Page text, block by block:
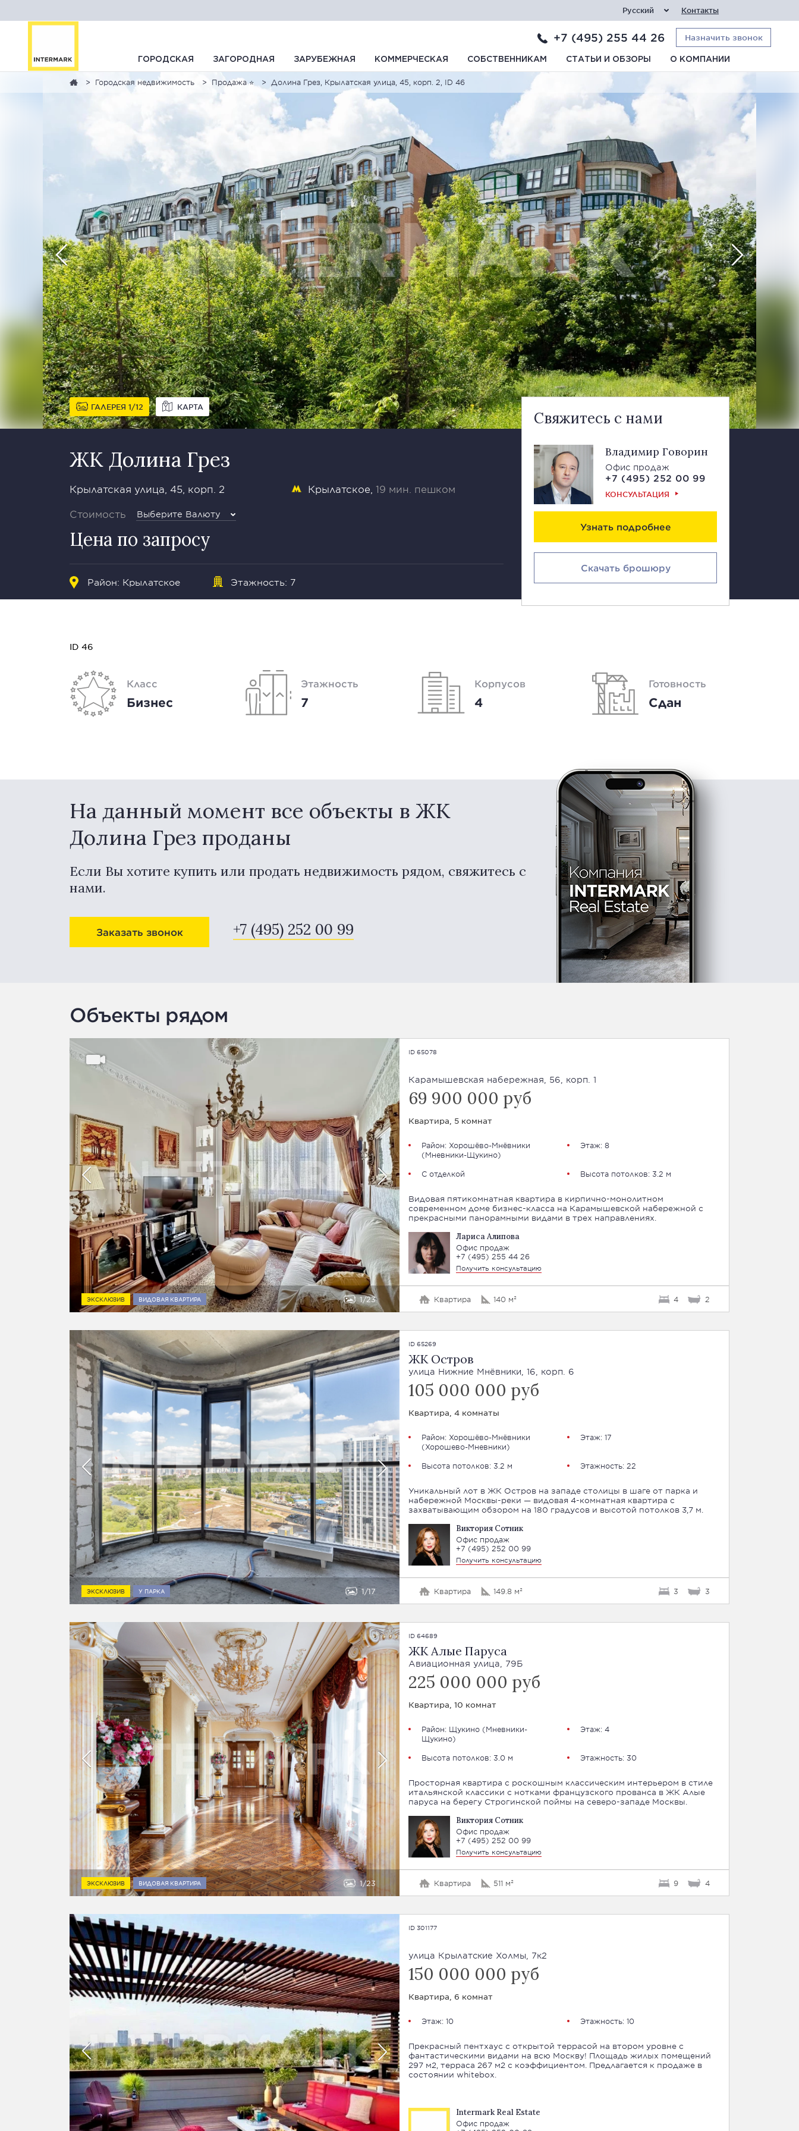
Русский Контакты
+7 (495) 255 44 26 Назначить звонок
ГОРОДСКАЯ ЗАГОРОДНАЯ ЗАРУБЕЖНАЯ КОММЕРЧЕСКАЯ СОБСТВЕННИКАМ СТАТЬИ И ОБЗОРЫ О КОМПАНИИ
Городская недвижимость Продажа ⭐ Долина Грез, Крылатская улица, 45, корп. 2, ID 46
ГАЛЕРЕЯ 1 12 КАРТА
ЖК Долина Грез
Крылатская улица, 45, корп. 2 Крылатское 19 мин. пешком
Стоимость Выберите Валюту
Цена по запросу
Район: Крылатское Этажность: 7
Свяжитесь с нами
Владимир Говорин
Офис продаж
+7 (495) 252 00 99
КОНСУЛЬТАЦИЯ
Узнать подробнее
Скачать брошюру
ID 46
Класс
Бизнес
Этажность
7
Корпусов
4
Готовность
Сдан
На данный момент все объекты в ЖК
Долина Грез проданы
Если Вы хотите купить или продать недвижимость рядом, свяжитесь с
нами.
Заказать звонок +7 (495) 252 00 99
Объекты рядом
ЭКСКЛЮЗИВ ВИДОВАЯ КВАРТИРА 1 23
ID 65078
Карамышевская набережная, 56, корп. 1
69 900 000 руб
Квартира, 5 комнат
Район: Хорошёво-Мнёвники
(Мневники-Щукино)
Этаж: 8
С отделкой Высота потолков: 3.2 м
Видовая пятикомнатная квартира в кирпично-монолитном
современном доме бизнес-класса на Карамышевской набережной с
прекрасными панорамными видами в трех направлениях.
Лариса Алипова
Офис продаж
+7 (495) 255 44 26
Получить консультацию
Квартира 140 м² 4 2
ЭКСКЛЮЗИВ У ПАРКА 1 17
ID 65269
ЖК Остров
улица Нижние Мнёвники, 16, корп. 6
105 000 000 руб
Квартира, 4 комнаты
Район: Хорошёво-Мнёвники
(Хорошево-Мневники)
Этаж: 17
Высота потолков: 3.2 м Этажность: 22
Уникальный лот в ЖК Остров на западе столицы в шаге от парка и
набережной Москвы-реки — видовая 4-комнатная квартира с
захватывающим обзором на 180 градусов и высотой потолков 3,7 м.
Виктория Сотник
Офис продаж
+7 (495) 252 00 99
Получить консультацию
Квартира 149.8 м² 3 3
ЭКСКЛЮЗИВ ВИДОВАЯ КВАРТИРА 1 23
ID 64689
ЖК Алые Паруса
Авиационная улица, 79Б
225 000 000 руб
Квартира, 10 комнат
Район: Щукино (Мневники-
Щукино)
Этаж: 4
Высота потолков: 3.0 м Этажность: 30
Просторная квартира с роскошным классическим интерьером в стиле
итальянской классики с нотками французского прованса в ЖК Алые
паруса на берегу Строгинской поймы на северо-западе Москвы.
Виктория Сотник
Офис продаж
+7 (495) 252 00 99
Получить консультацию
Квартира 511 м² 9 4
ID 301177
улица Крылатские Холмы, 7к2
150 000 000 руб
Квартира, 6 комнат
Этаж: 10 Этажность: 10
Прекрасный пентхаус с открытой террасой на втором уровне с
фантастическими видами на всю Москву! Площадь жилых помещений
297 м2, терраса 267 м2 с коэффициентом. Предлагается к продаже в
состоянии whitebox.
Intermark Real Estate
Офис продаж